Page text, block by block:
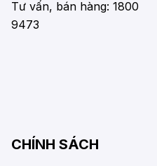
Tư vấn, bán hàng: 1800
9473
CHÍNH SÁCH